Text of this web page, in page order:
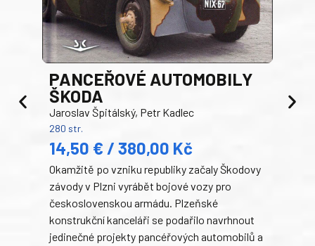
PANCEŘOVÉ AUTOMOBILY
ŠKODA
Jaroslav Špitálský, Petr Kadlec
280 str.
14,50 € / 380,00 Kč
Okamžitě po vzniku republiky začaly Škodovy
závody v Plzni vyrábět bojové vozy pro
československou armádu. Plzeňské
konstrukční kanceláři se podařilo navrhnout
jedinečné projekty pancéřových automobilů a